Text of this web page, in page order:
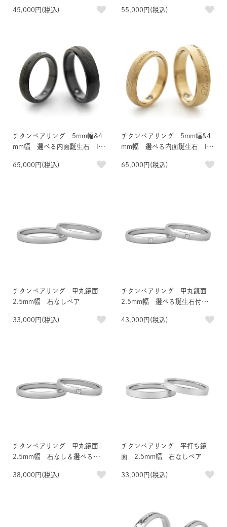
45,000円(税込)
55,000円(税込)
チタンペアリング 5mm幅&4
mm幅 選べる内面誕生石 IP
65,000円(税込)
チタンペアリング 5mm幅&4
mm幅 選べる内面誕生石 IP
65,000円(税込)
チタンペアリング 甲丸鏡面
2.5mm幅 石なしペア
33,000円(税込)
チタンペアリング 甲丸鏡面
2.5mm幅 選べる誕生石付き
43,000円(税込)
チタンペアリング 甲丸鏡面
2.5mm幅 石なし＆選べる誕
38,000円(税込)
チタンペアリング 平打ち鏡
面 2.5mm幅 石なしペア
33,000円(税込)